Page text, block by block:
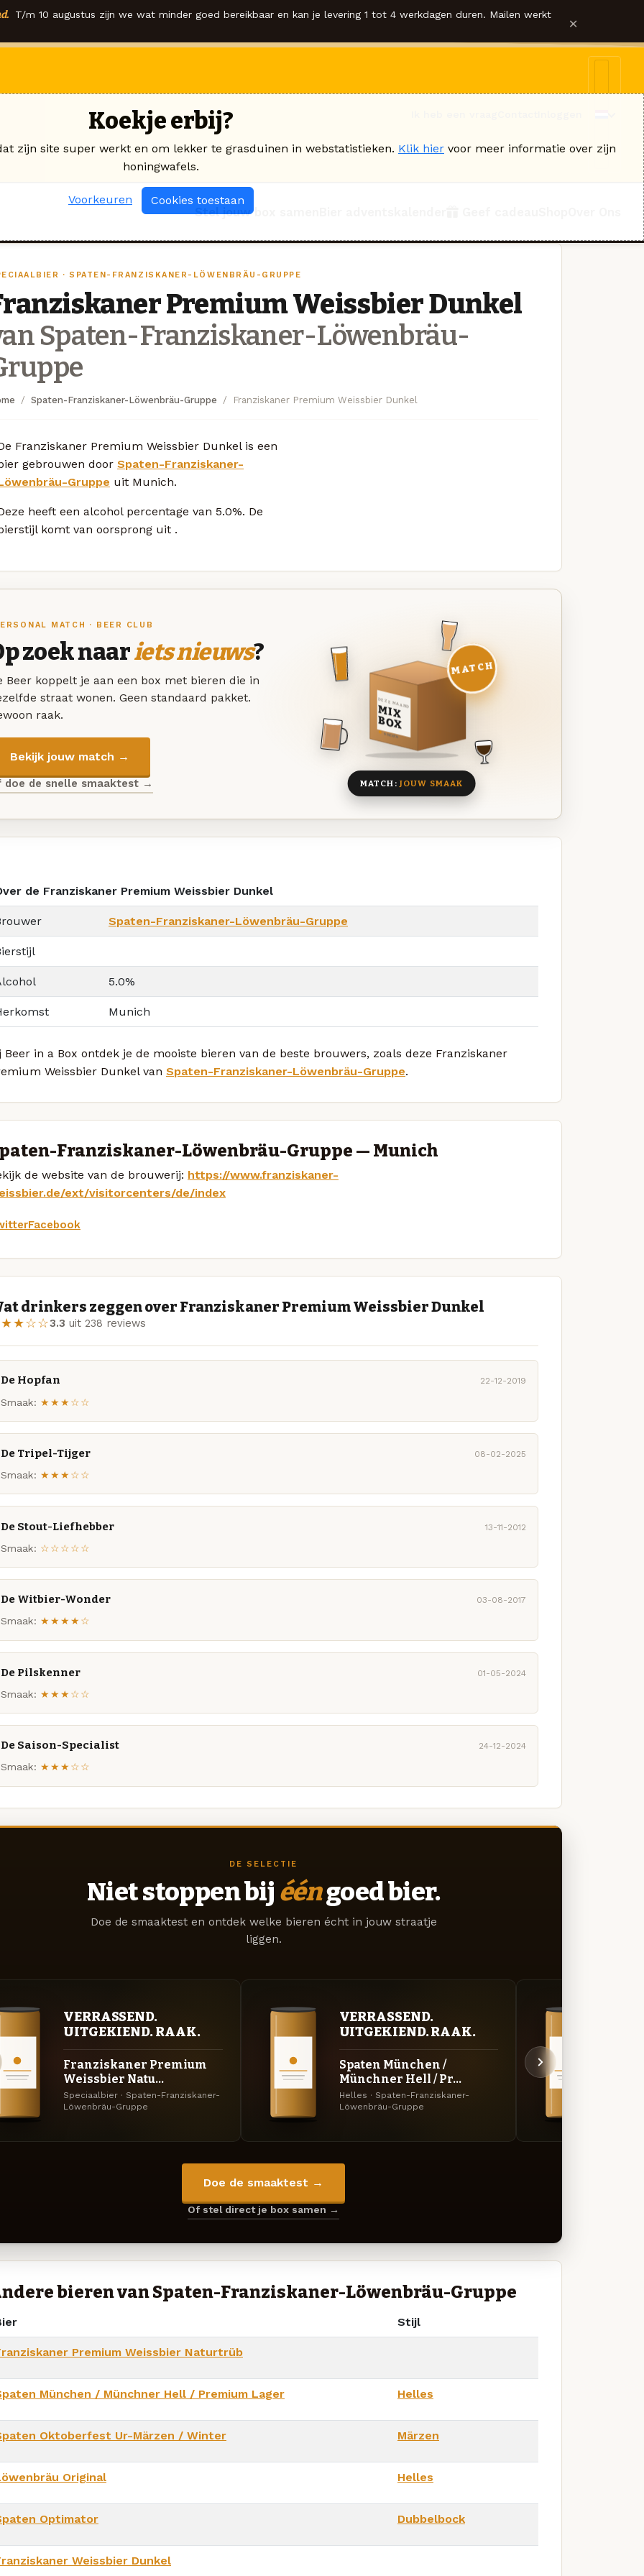
T/m 10 augustus zijn we wat minder goed bereikbaar en kan je levering 1 tot 4 werkdagen duren. Mailen werkt ×
Stel jouw box samen
· SPATEN-FRANZISKANER-LÖWENBRÄU-GRUPPE
Premium Weissbier Dunkel
Spaten-Franziskaner-Löwenbräu-
Spaten-Franziskaner-Löwenbräu-Gruppe Franziskaner Premium Weissbier Dunkel
Franziskaner Premium Weissbier Dunkel is een
gebrouwen door Spaten-Franziskaner-
Gruppe uit Munich.
heeft een alcohol percentage van 5.0%. De
komt van oorsprong uit .
MATCH · BEER CLUB
zoek naariets nieuws?
Beer koppelt je aan een box met bieren die in
straat wonen. Geen standaard pakket.
raak.
Bekijk jouw match →
doe de snelle smaaktest →
DEZE MAAND
MIX
BOX
8 BIEREN
MATCH
MATCH: JOUW SMAAK
de Franziskaner Premium Weissbier Dunkel
Spaten-Franziskaner-Löwenbräu-Gruppe
5.0%
Munich
Beer in a Box ontdek je de mooiste bieren van de beste brouwers, zoals deze Franziskaner
Weissbier Dunkel van Spaten-Franziskaner-Löwenbräu-Gruppe.
Franziskaner-Löwenbräu-Gruppe — Munich
de website van de brouwerij: https://www.franziskaner-
ext/visitorcenters/de/index
Facebook
drinkers zeggen over Franziskaner Premium Weissbier Dunkel
3.3 uit 238 reviews
De Hopfan 22-12-2019
Smaak: ★★★☆☆
De Tripel-Tijger 08-02-2025
Smaak: ★★★☆☆
De Stout-Liefhebber 13-11-2012
Smaak: ☆☆☆☆☆
De Witbier-Wonder 03-08-2017
Smaak: ★★★★☆
De Pilskenner 01-05-2024
Smaak: ★★★☆☆
De Saison-Specialist 24-12-2024
Smaak: ★★★☆☆
DE SELECTIE
Niet stoppen bij ééngoed bier.
Doe de smaaktest en ontdek welke bieren écht in jouw straatje
liggen.
VERRASSEND.
UITGEKIEND. RAAK.
Franziskaner Premium
Weissbier Natu...
Speciaalbier · Spaten-Franziskaner-
Löwenbräu-Gruppe
VERRASSEND.
UITGEKIEND. RAAK.
Spaten München /
Münchner Hell / Pr...
Helles · Spaten-Franziskaner-
Löwenbräu-Gruppe
Doe de smaaktest →
Of stel direct je box samen →
bieren van Spaten-Franziskaner-Löwenbräu-Gruppe
Stijl
Premium Weissbier Naturtrüb
München / Münchner Hell / Premium Lager Helles
Oktoberfest Ur-Märzen / Winter Märzen
Original Helles
Optimator Dubbelbock
Weissbier Dunkel
Koekje erbij?
zijn site super werkt en om lekker te grasduinen in webstatistieken. Klik hier voor meer informatie over zijn
honingwafels.
Voorkeuren Cookies toestaan